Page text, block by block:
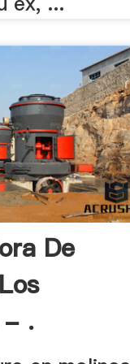
De
- .